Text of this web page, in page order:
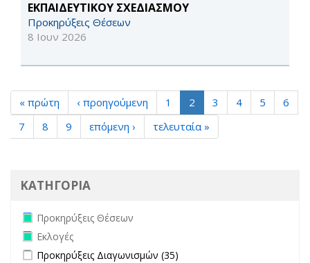
ΕΚΠΑΙΔΕΥΤΙΚΟΥ ΣΧΕΔΙΑΣΜΟΥ
Προκηρύξεις Θέσεων
8 Ιουν 2026
« πρώτη ‹ προηγούμενη 1 2 3 4 5
6
7
8 9 επόμενη › τελευταία »
ΚΑΤΗΓΟΡΙΑ
Remove Προκηρύξεις Θέσεων filter
Προκηρύξεις Θέσεων
Remove Εκλογές filter
Εκλογές
Apply Προκηρύξεις Διαγωνισμών filter
Προκηρύξεις Διαγωνισμών (35)